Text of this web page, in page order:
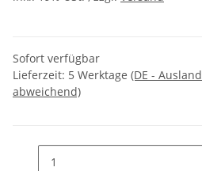
Sofort verfügbar
Lieferzeit: 5 Werktage (DE - Ausland
abweichend)